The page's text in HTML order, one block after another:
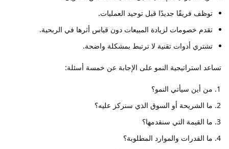
توظف فريقًا جديدًا قبل توحيد العمليات.
تقدم خصومات لزيادة المبيعات دون قياس أثرها في الربحية.
تشتري أدوات تقنية لا ترتبط بمشكلة واضحة.
تساعد استراتيجية النمو على الإجابة عن خمسة أسئلة:
من أين سيأتي النمو؟
ما الشريحة أو السوق الذي سنركز عليه؟
ما القيمة التي سنقدمها؟
ما القدرات والموارد المطلوبة؟